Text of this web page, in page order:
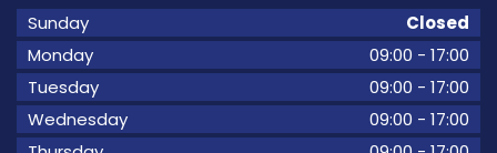
Sunday
Closed
Monday
09:00 - 17:00
Tuesday
09:00 - 17:00
Wednesday
09:00 - 17:00